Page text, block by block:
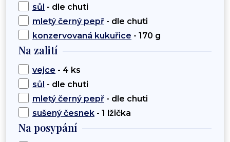
sůl - dle chuti
mletý černý pepř - dle chuti
konzervovaná kukuřice - 170 g
Na zalití
vejce - 4 ks
sůl - dle chuti
mletý černý pepř - dle chuti
sušený česnek - 1 lžička
Na posypání